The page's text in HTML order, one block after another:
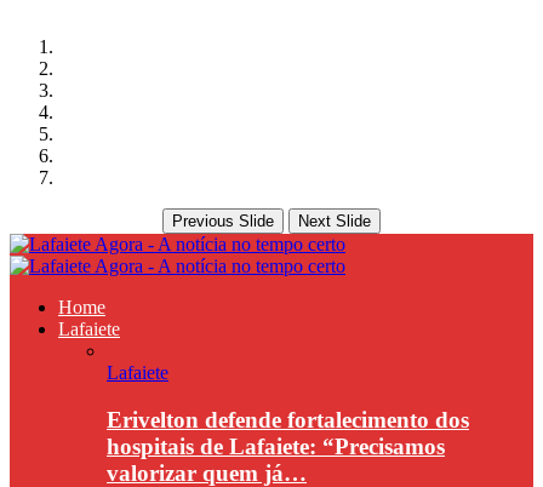
Previous Slide Next Slide
Home
Lafaiete
Lafaiete
Erivelton defende fortalecimento dos
hospitais de Lafaiete: “Precisamos
valorizar quem já…